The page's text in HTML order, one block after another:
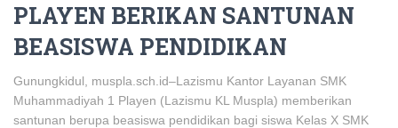
PLAYEN BERIKAN SANTUNAN
BEASISWA PENDIDIKAN
Gunungkidul, muspla.sch.id–Lazismu Kantor Layanan SMK
Muhammadiyah 1 Playen (Lazismu KL Muspla) memberikan
santunan berupa beasiswa pendidikan bagi siswa Kelas X SMK